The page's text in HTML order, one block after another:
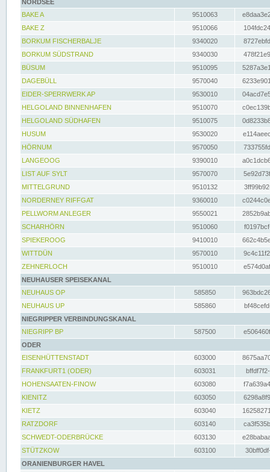
NORDSEE
BAKE A
9510063
BAKE Z
9510066
BORKUM FISCHERBALJE
9340020
BORKUM SÜDSTRAND
9340030
BÜSUM
9510095
DAGEBÜLL
9570040
EIDER-SPERRWERK AP
9530010
HELGOLAND BINNENHAFEN
9510070
HELGOLAND SÜDHAFEN
9510075
HUSUM
9530020
HÖRNUM
9570050
LANGEOOG
9390010
LIST AUF SYLT
9570070
MITTELGRUND
9510132
NORDERNEY RIFFGAT
9360010
PELLWORM ANLEGER
9550021
SCHARHÖRN
9510060
SPIEKEROOG
9410010
WITTDÜN
9570010
ZEHNERLOCH
9510010
NEUHAUSER SPEISEKANAL
NEUHAUS OP
585850
NEUHAUS UP
585860
NIEGRIPPER VERBINDUNGSKANAL
NIEGRIPP BP
587500
ODER
EISENHÜTTENSTADT
603000
FRANKFURT1 (ODER)
603031
HOHENSAATEN-FINOW
603080
KIENITZ
603050
KIETZ
603040
RATZDORF
603140
SCHWEDT-ODERBRÜCKE
603130
STÜTZKOW
603100
ORANIENBURGER HAVEL